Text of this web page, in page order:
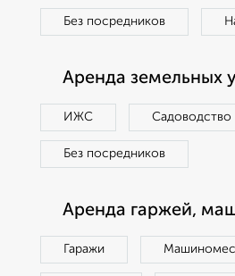
Без посредников
Аренда земельных
ИЖС Садоводство
Без посредников
Аренда гаржей,
Гаражи